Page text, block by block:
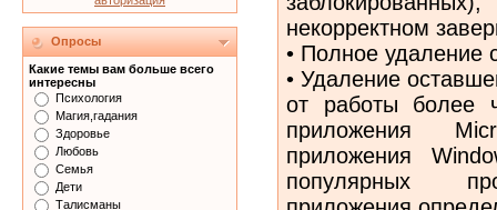
Опросы
Какие темы вам больше всего
интересны
Психология
Магия,гадания
Здоровье
Любовь
Семья
Дети
Талисманы
некорректном
• Полное удаление
• Удаление
от работы более
приложения
приложения
популярных